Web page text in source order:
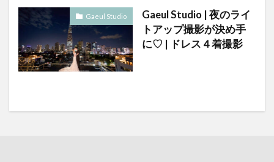
Gaeul Studio
Gaeul Studio | 夜のライ
トアップ撮影が決め手
に♡ | ドレス４着撮影